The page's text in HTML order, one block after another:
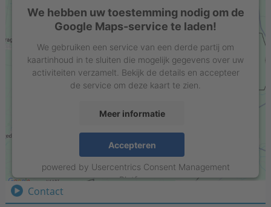
We hebben uw toestemming nodig om de
Google Maps-service te laden!
We gebruiken een service van een derde partij om
kaartinhoud in te sluiten die mogelijk gegevens over uw
activiteiten verzamelt. Bekijk de details en accepteer
de service om deze kaart te zien.
Meer informatie
Accepteren
powered by Usercentrics Consent Management
Platform
Stell Sign-Projects B.V.
Weurden 78 · 7101 NL Winterswijk
Tel.:
+31 315 215550
Contact